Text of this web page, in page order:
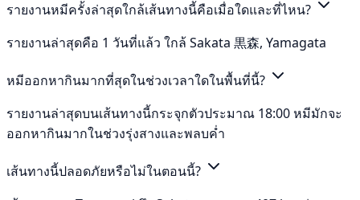
รายงานหมีครั้งล่าสุดใกล้เส้นทางนี้คือเมื่อใดและที่ไหน?
รายงานล่าสุดคือ 1 วันที่แล้ว ใกล้ Sakata 黒森, Yamagata
หมีออกหากินมากที่สุดในช่วงเวลาใดในพื้นที่นี้?
รายงานล่าสุดบนเส้นทางนี้กระจุกตัวประมาณ 18:00 หมีมักจะ
ออกหากินมากในช่วงรุ่งสางและพลบค่ำ
เส้นทางนี้ปลอดภัยหรือไม่ในตอนนี้?